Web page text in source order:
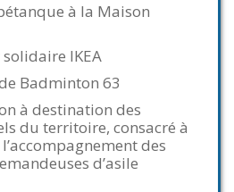
à la Maison
IKEA
Badminton 63
à destination des
du territoire, consacré à
des
d’asile